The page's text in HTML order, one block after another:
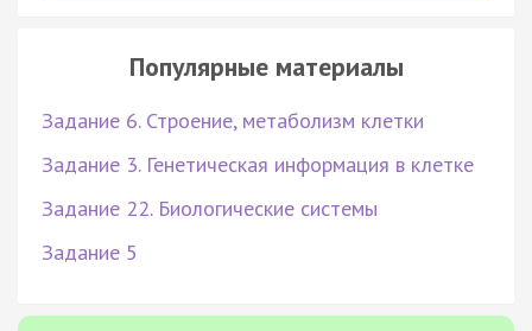
Популярные материалы
Задание 6. Строение, метаболизм клетки
Задание 3. Генетическая информация в клетке
Задание 22. Биологические системы
Задание 5